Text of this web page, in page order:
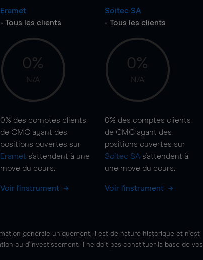
Eramet
- Tous les clients
0%
N/A
0% des comptes clients
de CMC ayant des
positions ouvertes sur
Eramet s'attendent à une
move du cours.
Voir l'instrument
Soitec SA
- Tous les clients
0%
N/A
0% des comptes clients
de CMC ayant des
positions ouvertes sur
Soitec SA s'attendent à
une move du cours.
Voir l'instrument
générale uniquement, il est de nature historique et n'est
ou d'investissement. Il ne doit pas constituer la base de vos